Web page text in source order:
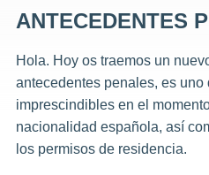
ANTECEDENTES
Hola. Hoy os traemos un
antecedentes penales, es uno
imprescindibles en el
nacionalidad española, así
los permisos de residencia.